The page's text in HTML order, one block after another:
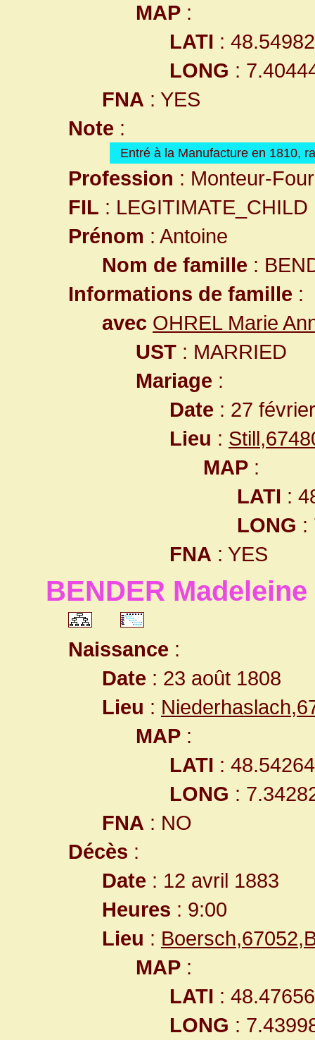
MAP :
LATI :
LONG :
FNA : YES
Note :
Entré à la Manufacture en 1810,
Profession : Monteur-
FIL : LEGITIMATE_CHILD
Prénom : Antoine
Nom de famille :
Informations de famille :
avec OHREL Marie
UST : MARRIED
Mariage :
Date : 27
Lieu :
MAP :
LATI :
LONG :
FNA : YES
BENDER Madeleine
Naissance :
Date : 23 août 1808
Lieu :
MAP :
LATI :
LONG :
FNA : NO
Décès :
Date : 12 avril 1883
Heures : 9:00
Lieu :
MAP :
LATI :
LONG :